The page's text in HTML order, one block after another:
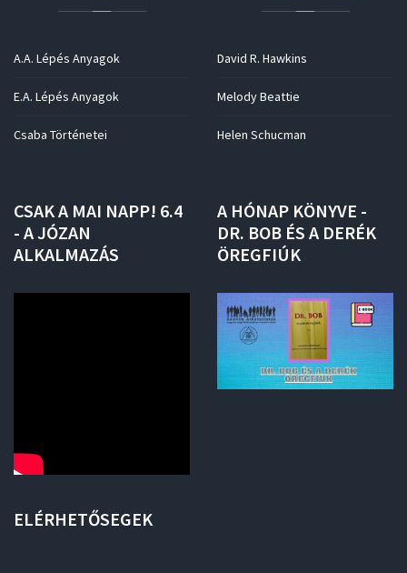
A.A. Lépés Anyagok
E.A. Lépés Anyagok
Csaba Történetei
David R. Hawkins
Melody Beattie
Helen Schucman
CSAKA MAI NAPP! 6.4
- AJÓZAN
ALKALMAZÁS
A HÓNAP KÖNYVE -
DR. BOB ÉS A DERÉK
ÖREGFIÚK
ELÉRHETŐSEGEK